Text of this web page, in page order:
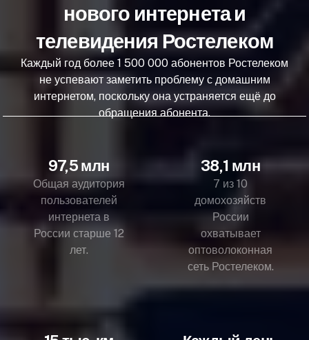
нового интернета и
телевидения Ростелеком
Каждый год более 1 500 000 абонентов Ростелеком
не успевают заметить проблему с домашним
интернетом, поскольку она устраняется ещё до
обращения абонента.
97,5 млн
Общая аудитория
пользователей
интернета в
России старше 12
лет.
38,1 млн
7 из 10
домохозяйств
России
охватывает
оптоволоконная
сеть Ростелеком.